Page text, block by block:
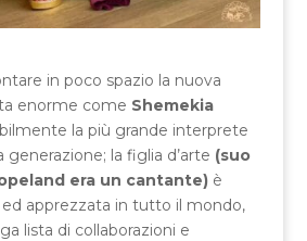
in poco spazio la nuova
enorme come Shemekia
la più grande interprete
generazione; la figlia d’arte (suo
era un cantante)è
apprezzata in tutto il mondo,
lista di collaborazioni e